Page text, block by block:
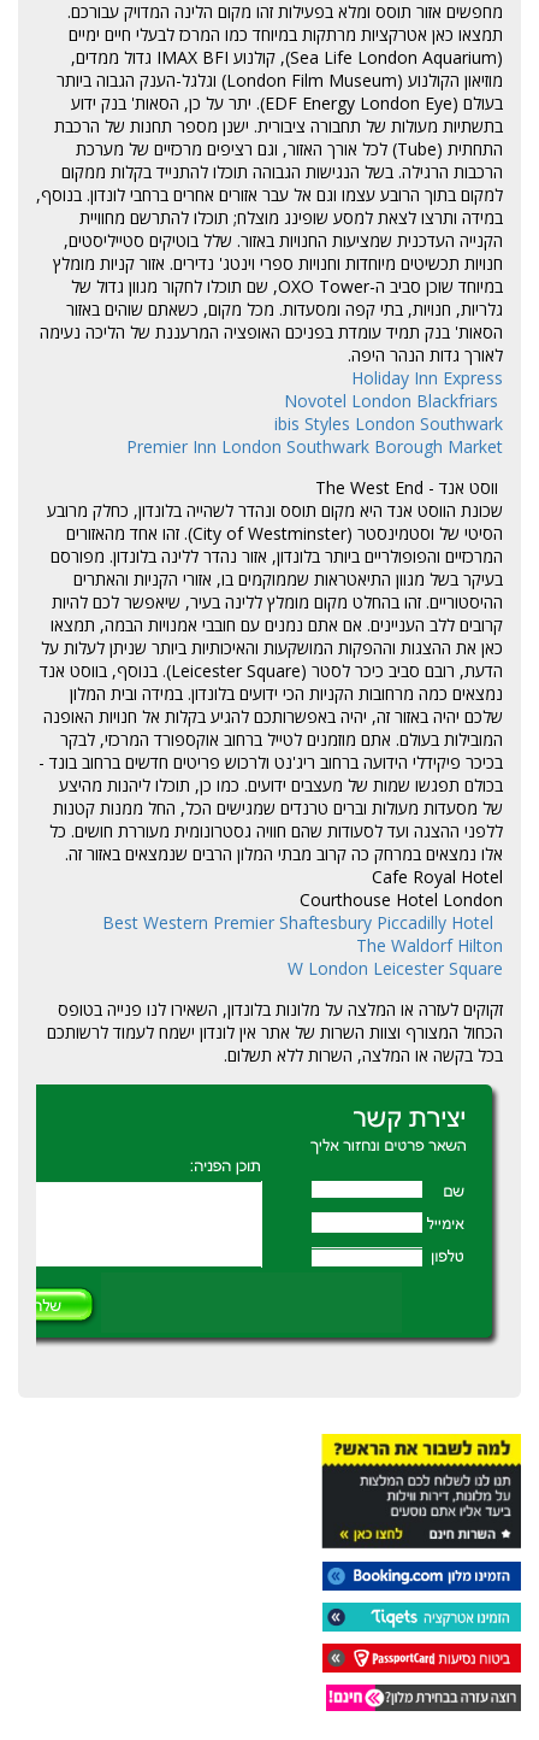
מחפשים אזור תוסס ומלא בפעילות זהו מקום הלינה המדויק עבורכם.
תמצאו כאן אטרקציות מרתקות במיוחד כמו המרכז לבעלי חיים ימיים
(Sea Life London Aquarium), קולנוע IMAX BFI גדול ממדים,
מוזיאון הקולנוע (London Film Museum) וגלגל-הענק הגבוה ביותר
בעולם (EDF Energy London Eye). יתר על כן, הסאות' בנק ידוע
בתשתיות מעולות של תחבורה ציבורית. ישנן מספר תחנות של הרכבת
התחתית (Tube) לכל אורך האזור, וגם רציפים מרכזיים של מערכת
הרכבות הרגילה. בשל הנגישות הגבוהה תוכלו להתנייד בקלות ממקום
למקום בתוך הרובע עצמו וגם אל עבר אזורים אחרים ברחבי לונדון. בנוסף,
במידה ותרצו לצאת למסע שופינג מוצלח; תוכלו להתרשם מחוויית
הקנייה העדכנית שמציעות החנויות באזור. שלל בוטיקים סטייליסטים,
חנויות תכשיטים מיוחדות וחנויות ספרי וינטג' נדירים. אזור קניות מומלץ
במיוחד שוכן סביב ה-OXO Tower, שם תוכלו לחקור מגוון גדול של
גלריות, חנויות, בתי קפה ומסעדות. מכל מקום, כשאתם שוהים באזור
הסאות' בנק תמיד עומדת בפניכם האופציה המרעננת של הליכה נעימה
לאורך גדות הנהר היפה.
Holiday Inn Express
Novotel London Blackfriars
ibis Styles London Southwark
Premier Inn London Southwark Borough Market
ווסט אנד - The West End
שכונת הווסט אנד היא מקום תוסס ונהדר לשהייה בלונדון, כחלק מרובע
הסיטי של וסטמינסטר (City of Westminster). זהו אחד מהאזורים
המרכזיים והפופולריים ביותר בלונדון, אזור נהדר ללינה בלונדון. מפורסם
בעיקר בשל מגוון התיאטראות שממוקמים בו, אזורי הקניות והאתרים
ההיסטוריים. זהו בהחלט מקום מומלץ ללינה בעיר, שיאפשר לכם להיות
קרובים ללב העניינים. אם אתם נמנים עם חובבי אמנויות הבמה, תמצאו
כאן את ההצגות וההפקות המושקעות והאיכותיות ביותר שניתן לעלות על
הדעת, רובם סביב כיכר לסטר (Leicester Square). בנוסף, בווסט אנד
נמצאים כמה מרחובות הקניות הכי ידועים בלונדון. במידה ובית המלון
שלכם יהיה באזור זה, יהיה באפשרותכם להגיע בקלות אל חנויות האופנה
המובילות בעולם. אתם מוזמנים לטייל ברחוב אוקספורד המרכזי, לבקר
בכיכר פיקידלי הידועה ברחוב ריג'נט ולרכוש פריטים חדשים ברחוב בונד -
בכולם תפגשו שמות של מעצבים ידועים. כמו כן, תוכלו ליהנות מהיצע
של מסעדות מעולות וברים טרנדים שמגישים הכל, החל ממנות קטנות
ללפני ההצגה ועד לסעודות שהם חוויה גסטרונומית מעוררת חושים. כל
אלו נמצאים במרחק כה קרוב מבתי המלון הרבים שנמצאים באזור זה.
Cafe Royal Hotel
Courthouse Hotel London
Best Western Premier Shaftesbury Piccadilly Hotel
The Waldorf Hilton
W London Leicester Square
זקוקים לעזרה או המלצה על מלונות בלונדון, השאירו לנו פנייה בטופס
הכחול המצורף וצוות השרות של אתר אין לונדון ישמח לעמוד לרשותכם
בכל בקשה או המלצה, השרות ללא תשלום.